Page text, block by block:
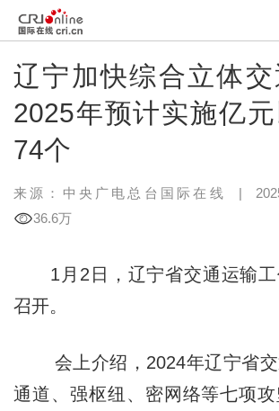
辽宁加快综合立体
2025年预计实施亿
74个
来源：中央广电总台国际在线 |
36.6万
1月2日，辽宁省交通运输工
召开。
会上介绍，2024年辽宁省交
通道、强枢纽、密网络等七项